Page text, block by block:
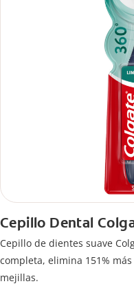
Cepillo Dental
Cepillo de dientes suave
completa, elimina 151%
mejillas.